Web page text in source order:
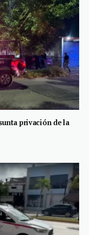
privación de la